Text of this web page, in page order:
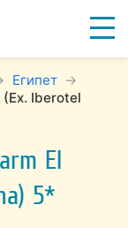
Египет
Iberotel
El
5*